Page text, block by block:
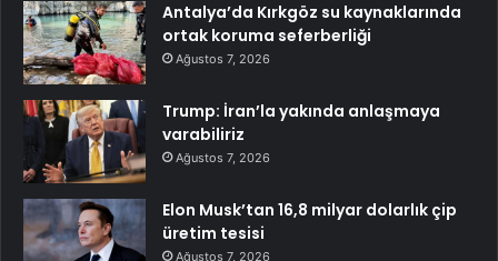
Antalya’da Kırkgöz su kaynaklarında
ortak koruma seferberliği
Ağustos 7, 2026
Trump: İran’la yakında anlaşmaya
varabiliriz
Ağustos 7, 2026
Elon Musk’tan 16,8 milyar dolarlık çip
üretim tesisi
Ağustos 7, 2026